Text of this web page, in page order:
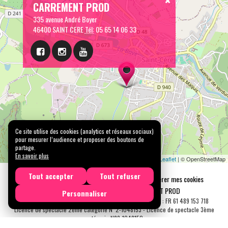
CARREMENT PROD
335 avenue André Boyer
46400 SAINT CERETél:05 65 14 06 33
Leaflet | © OpenStreetMap
Mentions légales Confidentialité
Gérer mes cookies
Tous droits réservés © 2026 |
CARREMENT PROD
N° SIRET : 489 153 718 00031 - APE : 9001 Z - N° TVA Int. : FR 61 489 153 718
Licence de spectacle 2ème catégorie N°2-1048153 - Licence de spectacle 3ème
catégorie N°3-1048152
Ce site utilise des cookies (analytics et réseaux sociaux)
pour mesurer l’audience et proposer des boutons de
partage.
En savoir plus
Tout accepter
Tout refuser
Personnaliser